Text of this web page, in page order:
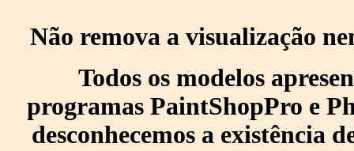
Não remova a visualização
Todos os modelos
programas PaintShopPro e
desconhecemos a existência